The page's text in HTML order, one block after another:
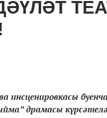
инсценировкасы
драмасы